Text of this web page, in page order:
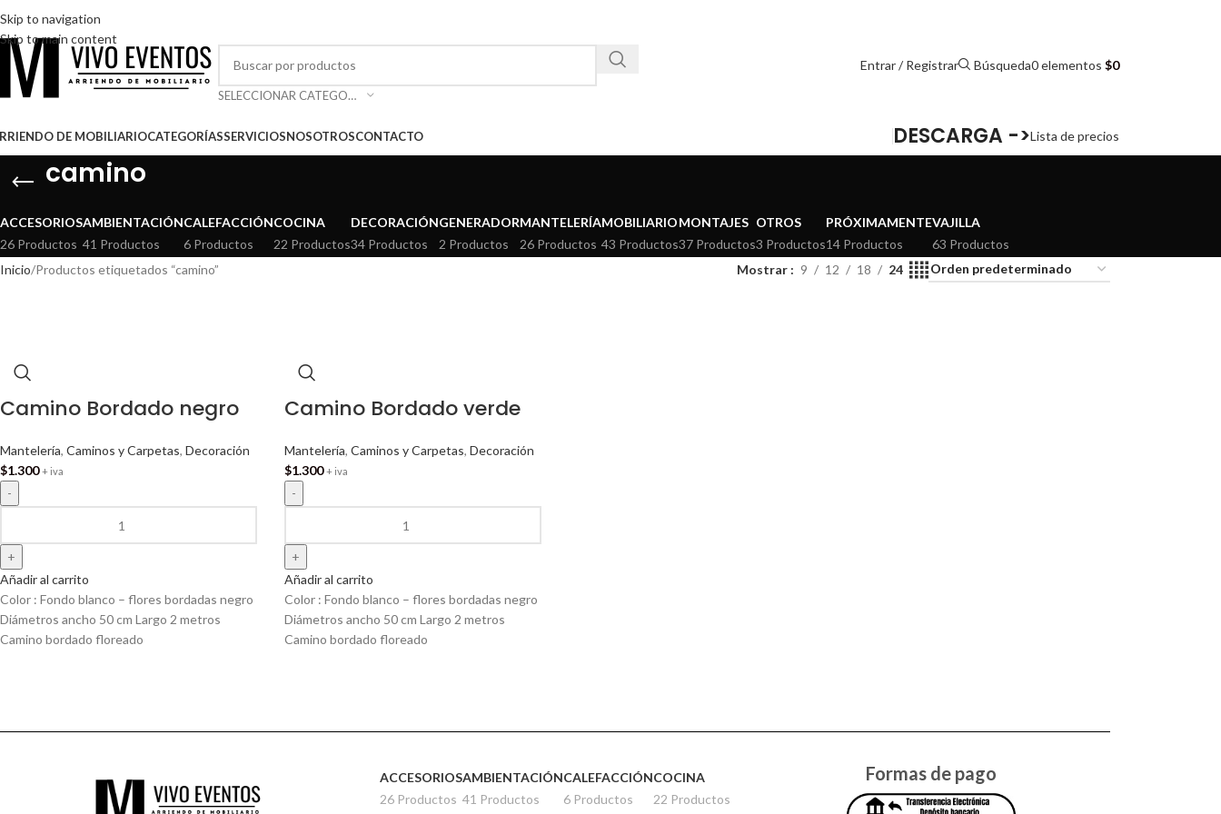
Skip to navigation
Skip to main content
SELECCIONAR CATEGORÍA
Entrar / Registrar Búsqueda0elementos $0
DE MOBILIARIOCATEGORÍASSERVICIOSNOSOTROSCONTACTO DESCARGA ->Lista de precios
camino
ACCESORIOS
26 Productos
AMBIENTACIÓN
41 Productos
CALEFACCIÓN
6 Productos
COCINA
22 Productos
DECORACIÓN
34 Productos
GENERADOR
2 Productos
MANTELERÍA
26 Productos
MOBILIARIO
43 Productos
MONTAJES
37 Productos
OTROS
3 Productos
PRÓXIMAMENTE
14 Productos
VAJILLA
63 Productos
Inicio Productos etiquetados “camino” Mostrar 9 12 18 24
Camino Bordado negro
Mantelería, Caminos y Carpetas, Decoración
$1.300 + iva
Añadir al carrito
Color : Fondo blanco – flores bordadas negro
Diámetros ancho 50 cm Largo 2 metros
Camino bordado floreado
Camino Bordado verde
Mantelería, Caminos y Carpetas, Decoración
$1.300 + iva
Añadir al carrito
Color : Fondo blanco – flores bordadas negro
Diámetros ancho 50 cm Largo 2 metros
Camino bordado floreado
ACCESORIOS
26 Productos
AMBIENTACIÓN
41 Productos
CALEFACCIÓN
6 Productos
COCINA
22 Productos
Formas de pago